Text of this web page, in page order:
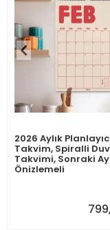
2026 Aylık
Takvim, Spiralli
Takvimi, Sonraki Ay
Önizlemeli